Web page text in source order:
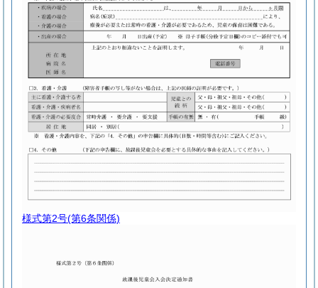
様式第2号(第6条関係)